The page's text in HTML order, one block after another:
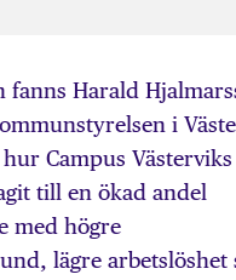
fanns Harald
i
Campus Västerviks
till en ökad andel
med högre
lägre arbetslöshet